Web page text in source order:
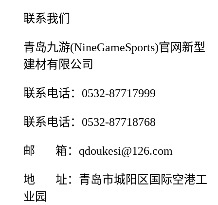
联系我们
青岛九游(NineGameSports)官网新型
建材有限公司
联系电话：0532-87717999
联系电话：0532-87718768
邮 箱：qdoukesi@126.com
地 址：青岛市城阳区国际空港工
业园